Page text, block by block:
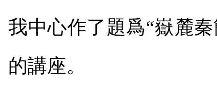
我中心作了題爲“嶽麓
的講座。